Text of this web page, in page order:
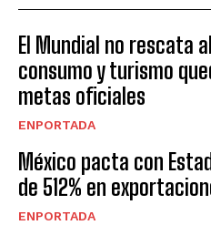
El Mundial no rescata
consumo y turismo
metas oficiales
ENPORTADA
México pacta con
de 512% en
ENPORTADA